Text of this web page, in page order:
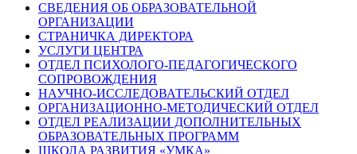
СВЕДЕНИЯ ОБ ОБРАЗОВАТЕЛЬНОЙ
ОРГАНИЗАЦИИ
СТРАНИЧКА ДИРЕКТОРА
УСЛУГИ ЦЕНТРА
ОТДЕЛ ПСИХОЛОГО-ПЕДАГОГИЧЕСКОГО
СОПРОВОЖДЕНИЯ
НАУЧНО-ИССЛЕДОВАТЕЛЬСКИЙ ОТДЕЛ
ОРГАНИЗАЦИОННО-МЕТОДИЧЕСКИЙ ОТДЕЛ
ОТДЕЛ РЕАЛИЗАЦИИ ДОПОЛНИТЕЛЬНЫХ
ОБРАЗОВАТЕЛЬНЫХ ПРОГРАММ
ШКОЛА РАЗВИТИЯ «УМКА»